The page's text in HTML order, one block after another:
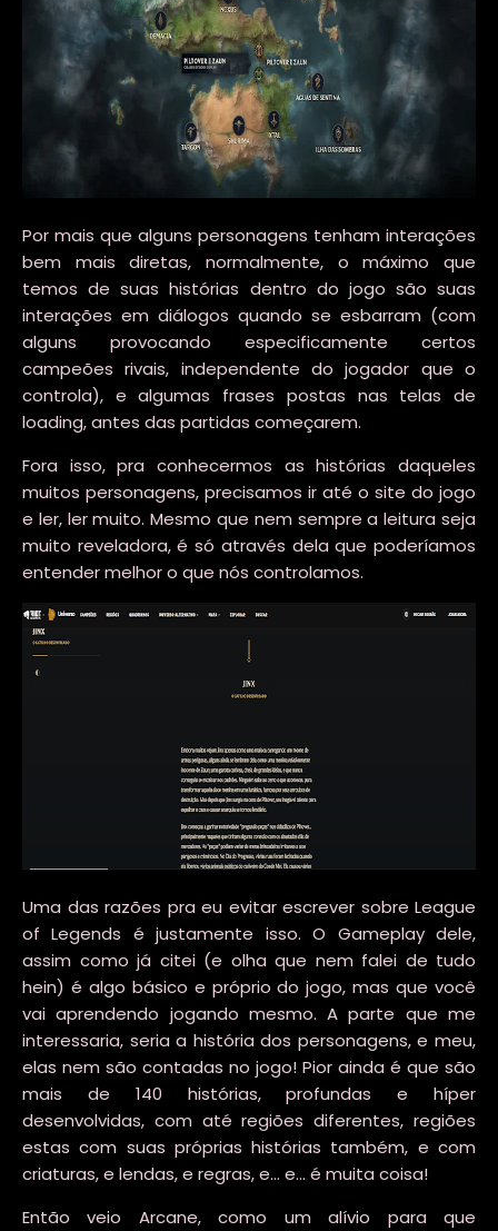
Por mais que alguns personagens tenham interações
bem mais diretas, normalmente, o máximo que
temos de suas histórias dentro do jogo são suas
interações em diálogos quando se esbarram (com
alguns provocando especificamente certos
campeões rivais, independente do jogador que o
controla), e algumas frases postas nas telas de
loading, antes das partidas começarem.
Fora isso, pra conhecermos as histórias daqueles
muitos personagens, precisamos ir até o site do jogo
e ler, ler muito. Mesmo que nem sempre a leitura seja
muito reveladora, é só através dela que poderíamos
entender melhor o que nós controlamos.
Uma das razões pra eu evitar escrever sobre League
of Legends é justamente isso. O Gameplay dele,
assim como já citei (e olha que nem falei de tudo
hein) é algo básico e próprio do jogo, mas que você
vai aprendendo jogando mesmo. A parte que me
interessaria, seria a história dos personagens, e meu,
elas nem são contadas no jogo! Pior ainda é que são
mais de 140 histórias, profundas e híper
desenvolvidas, com até regiões diferentes, regiões
estas com suas próprias histórias também, e com
criaturas, e lendas, e regras, e... e... é muita coisa!
Então veio Arcane, como um alívio para que